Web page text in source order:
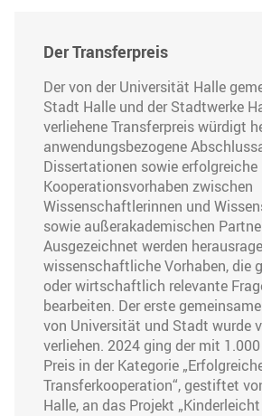
Der Transferpreis
Der von der Universität Halle
Stadt Halle und der Stadtwerke
verliehene Transferpreis würdigt
anwendungsbezogene
Dissertationen sowie erfolgreiche
Kooperationsvorhaben zwischen
Wissenschaftlerinnen und
sowie außerakademischen
Ausgezeichnet werden
wissenschaftliche Vorhaben, die
oder wirtschaftlich relevante
bearbeiten. Der erste
von Universität und Stadt wurde
verliehen. 2024 ging der mit
Preis in der Kategorie
Transferkooperation“, gestiftet
Halle, an das Projekt